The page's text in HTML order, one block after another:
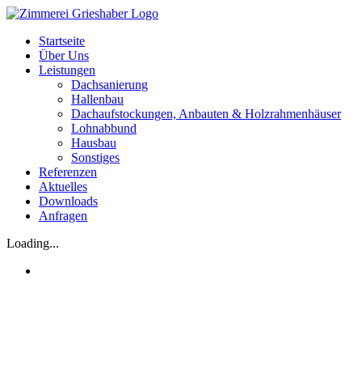
Startseite
Über Uns
Leistungen
Dachsanierung
Hallenbau
Dachaufstockungen, Anbauten & Holzrahmenhäuser
Lohnabbund
Hausbau
Sonstiges
Referenzen
Aktuelles
Downloads
Anfragen
Loading...